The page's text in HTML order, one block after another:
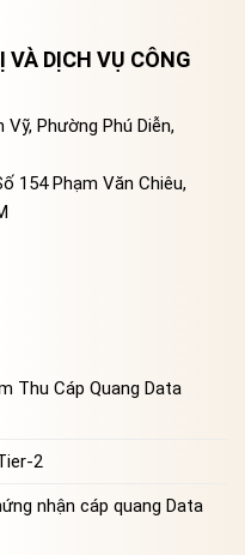
VÀ DỊCH VỤ CÔNG
Vỹ, Phường Phú Diễn,
154 Phạm Văn Chiêu,
Thu Cáp Quang Data
2
nhận cáp quang Data